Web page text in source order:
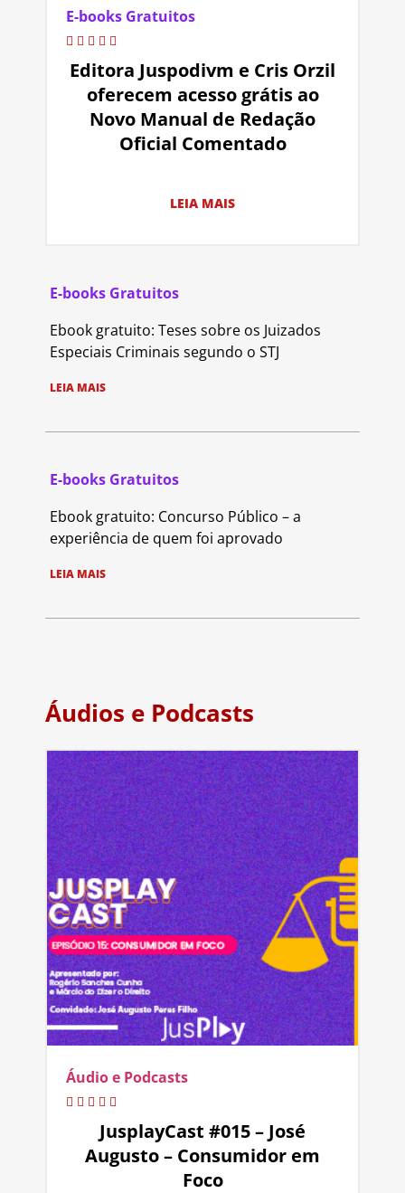
E-books Gratuitos
Editora Juspodivm e Cris Orzil
oferecem acesso grátis ao
Novo Manual de Redação
Oficial Comentado
LEIA MAIS
E-books Gratuitos
Ebook gratuito: Teses sobre os Juizados
Especiais Criminais segundo o STJ
LEIA MAIS
E-books Gratuitos
Ebook gratuito: Concurso Público – a
experiência de quem foi aprovado
LEIA MAIS
Áudios e Podcasts
Áudio e Podcasts
JusplayCast #015 – José
Augusto – Consumidor em
Foco